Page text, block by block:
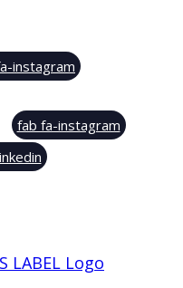
instagram
fab fa-instagram